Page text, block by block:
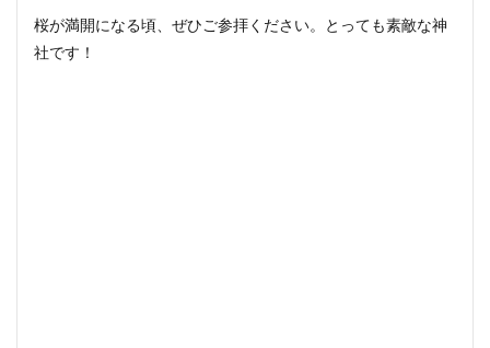
桜が満開になる頃、ぜひご参拝ください。とっても素敵な神
社です！